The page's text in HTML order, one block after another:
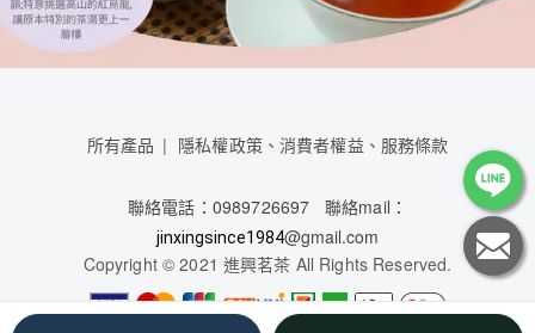
所有產品 隱私權政策、消費者權益、服務條款
聯絡電話 ：0989726697 聯絡mail：
jinxingsince1984@gmail.com
Copyright © 2021 進興茗茶 All Rights Reserved.